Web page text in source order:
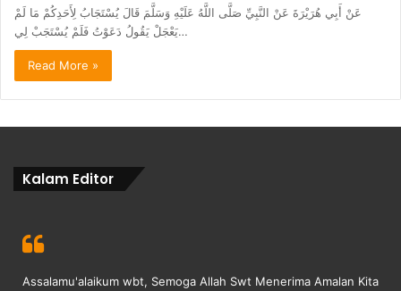
عَنْ أَبِي هُرَيْرَةَ عَنْ النَّبِيِّ صَلَّى اللَّهُ عَلَيْهِ وَسَلَّمَ قَالَ يُسْتَجَابُ لِأَحَدِكُمْ مَا لَمْ
يَعْجَلْ يَقُولُ دَعَوْتُ فَلَمْ يُسْتَجَبْ لِي…
Read More »
Kalam Editor
Assalamu'alaikum wbt, Semoga Allah Swt Menerima Amalan Kita